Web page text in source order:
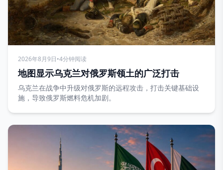
2026年8月9日•4分钟阅读
地图显示乌克兰对俄罗斯领土的广泛打击
乌克兰在战争中升级对俄罗斯的远程攻击，打击关键基础设
施，导致俄罗斯燃料危机加剧。